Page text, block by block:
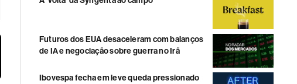
Futuros dos EUA desaceleram com balanços
de IA e negociação sobre guerra no Irã
Ibovespa fecha em leve queda pressionado